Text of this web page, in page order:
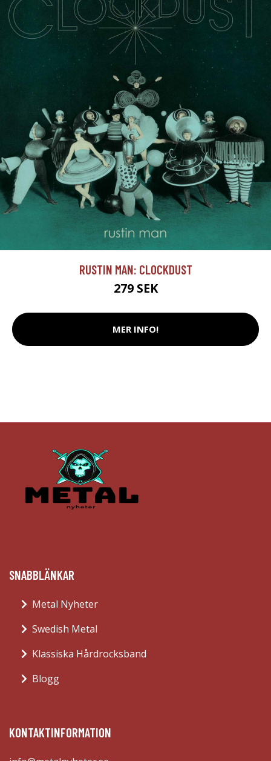
RUSTIN MAN: CLOCKDUST
279 SEK
MER INFO!
SNABBLÄNKAR
Metal Nyheter
Swedish Metal
Klassiska Hårdrocksband
Blogg
KONTAKTINFORMATION